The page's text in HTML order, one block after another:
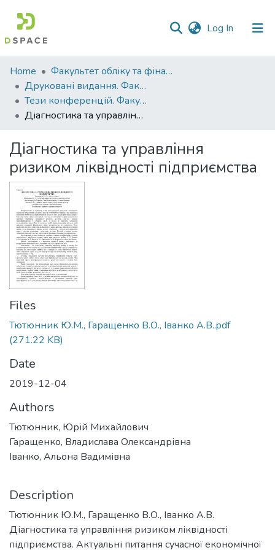
Log In (current)
Communities
&
Collections
All of DSpace
Statistics
Home
Факультет обліку та фінансів
Друковані видання. Факультет обліку та фінансів
Тези конференцій. Факультет обліку та фінансів
Діагностика та управління ризиком ліквідності підприємства
Діагностика та управління
ризиком ліквідності підприємства
Files
Тютюнник Ю.М., Гаращенко В.О., Іванко А.В..pdf
(271.22 KB)
Date
2019-12-04
Authors
Тютюнник, Юрій Михайлович
Гаращенко, Владислава Олександрівна
Іванко, Альона Вадимівна
Description
Тютюнник Ю.М., Гаращенко В.О., Іванко А.В.
Діагностика та управління ризиком ліквідності
підприємства. Актуальні питання сучасної економічної